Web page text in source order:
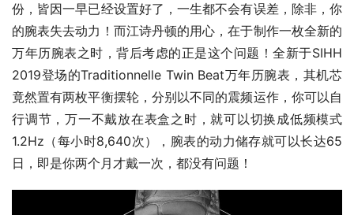
份，皆因一早已经设置好了，一生都不会有误差，除非，你
的腕表失去动力！而江诗丹顿的用心，在于制作一枚全新的
万年历腕表之时，背后考虑的正是这个问题！全新于SIHH
2019登场的Traditionnelle Twin Beat万年历腕表，其机芯
竟然置有两枚平衡摆轮，分别以不同的震频运作，你可以自
行调节，万一不戴放在表盒之时，就可以切换成低频模式
1.2Hz（每小时8,640次），腕表的动力储存就可以长达65
日，即是你两个月才戴一次，都没有问题！